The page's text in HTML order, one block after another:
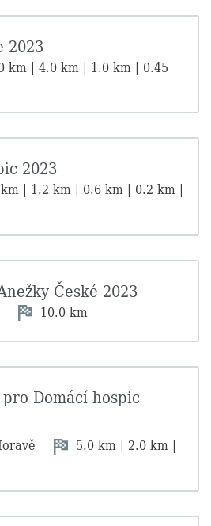
2023
km | 4.0 km | 1.0 km | 0.45
2023
| 1.2 km | 0.6 km | 0.2 km |
České 2023
10.0 km
Domácí hospic
5.0 km | 2.0 km |